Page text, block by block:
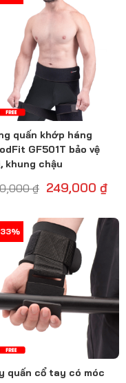
quấn khớp háng
GF501T bảo vệ
khung chậu
₫ 249,000 ₫
quấn cổ tay có móc